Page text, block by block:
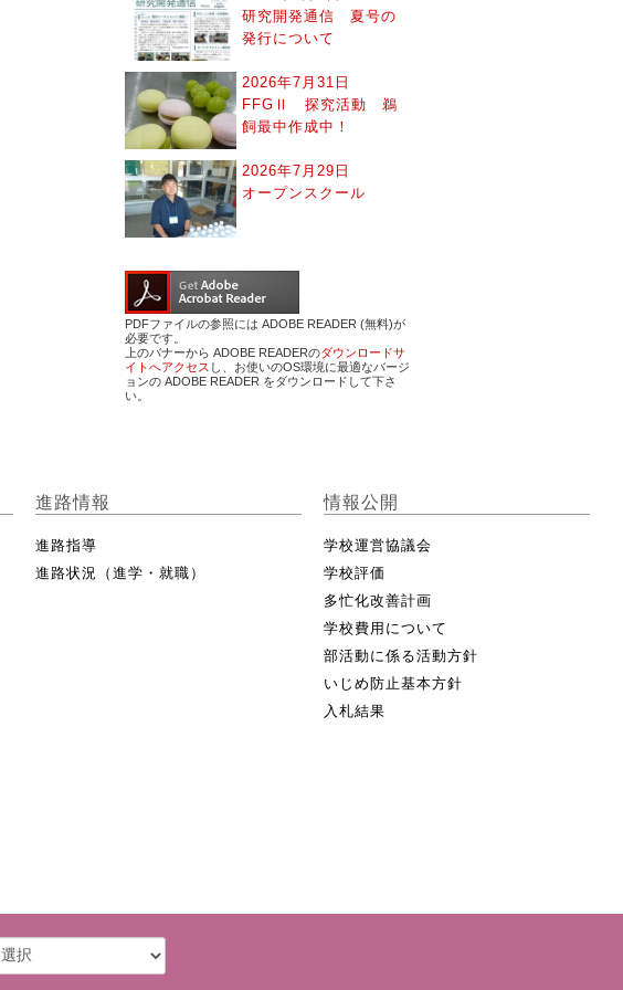
研究開発通信 夏号の
発行について
2026年7月31日
FFGⅡ 探究活動 鵜
飼最中作成中！
2026年7月29日
オープンスクール
PDFファイルの参照には ADOBE READER (無料)が
必要です。
上のバナーから ADOBE READERのダウンロードサ
イトへアクセス し、お使いのOS環境に最適なバージ
ョンの ADOBE READER をダウンロードして下さ
い。
進路情報
進路指導
進路状況（進学・就職）
情報公開
学校運営協議会
学校評価
多忙化改善計画
学校費用について
部活動に係る活動方針
いじめ防止基本方針
入札結果